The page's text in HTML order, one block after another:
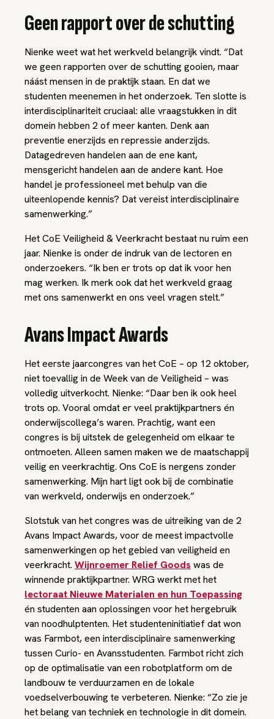
Geen rapport over de schutting
Nienke weet wat het werkveld belangrijk vindt. “Dat
we geen rapporten over de schutting gooien, maar
náást mensen in de praktijk staan. En dat we
studenten meenemen in het onderzoek. Ten slotte is
interdisciplinariteit cruciaal: alle vraagstukken in dit
domein hebben 2 of meer kanten. Denk aan
preventie enerzijds en repressie anderzijds.
Datagedreven handelen aan de ene kant,
mensgericht handelen aan de andere kant. Hoe
handel je professioneel met behulp van die
uiteenlopende kennis? Dat vereist interdisciplinaire
samenwerking.”
Het CoE Veiligheid & Veerkracht bestaat nu ruim een
jaar. Nienke is onder de indruk van de lectoren en
onderzoekers. “Ik ben er trots op dat ik voor hen
mag werken. Ik merk ook dat het werkveld graag
met ons samenwerkt en ons veel vragen stelt.”
Avans Impact Awards
Het eerste jaarcongres van het CoE – op 12 oktober,
niet toevallig in de Week van de Veiligheid – was
volledig uitverkocht. Nienke: “Daar ben ik ook heel
trots op. Vooral omdat er veel praktijkpartners én
onderwijscollega’s waren. Prachtig, want een
congres is bij uitstek de gelegenheid om elkaar te
ontmoeten. Alleen samen maken we de maatschappij
veilig en veerkrachtig. Ons CoE is nergens zonder
samenwerking. Mijn hart ligt ook bij de combinatie
van werkveld, onderwijs en onderzoek.”
Slotstuk van het congres was de uitreiking van de 2
Avans Impact Awards, voor de meest impactvolle
samenwerkingen op het gebied van veiligheid en
veerkracht. Wijnroemer Relief Goods was de
winnende praktijkpartner. WRG werkt met het
lectoraat Nieuwe Materialen en hun Toepassing
én studenten aan oplossingen voor het hergebruik
van noodhulptenten. Het studenteninitiatief dat won
was Farmbot, een interdisciplinaire samenwerking
tussen Curio- en Avansstudenten. Farmbot richt zich
op de optimalisatie van een robotplatform om de
landbouw te verduurzamen en de lokale
voedselverbouwing te verbeteren. Nienke: “Zo zie je
het belang van techniek en technologie in dit domein.